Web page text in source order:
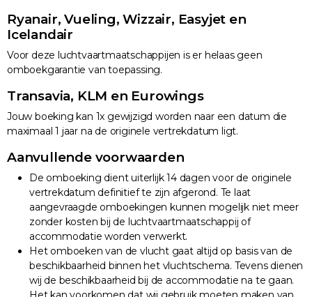
Ryanair, Vueling, Wizzair, Easyjet en
Icelandair
Voor deze luchtvaartmaatschappijen is er helaas geen
omboekgarantie van toepassing.
Transavia, KLM en Eurowings
Jouw boeking kan 1x gewijzigd worden naar een datum die
maximaal 1 jaar na de originele vertrekdatum ligt.
Aanvullende voorwaarden
De omboeking dient uiterlijk 14 dagen voor de originele
vertrekdatum definitief te zijn afgerond. Te laat
aangevraagde omboekingen kunnen mogelijk niet meer
zonder kosten bij de luchtvaartmaatschappij of
accommodatie worden verwerkt.
Het omboeken van de vlucht gaat altijd op basis van de
beschikbaarheid binnen het vluchtschema. Tevens dienen
wij de beschikbaarheid bij de accommodatie na te gaan.